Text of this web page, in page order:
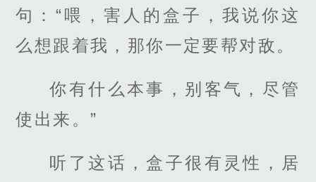
句：“喂，害人的盒子，我说你这
么想跟着我，那你一定要帮对敌。
你有什么本事，别客气，尽管
使出来。”
听了这话，盒子很有灵性，居